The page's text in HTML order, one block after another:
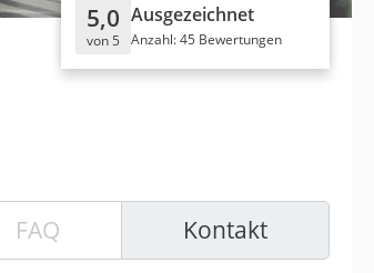
5,0
von 5
Ausgezeichnet
Anzahl: 45 Bewertungen
FAQ Kontakt